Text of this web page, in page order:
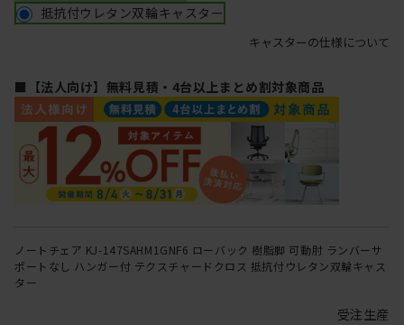
抵抗付ウレタン双輪キャスター
キャスターの仕様について
■【法人向け】無料見積・4台以上まとめ割対象商品
ノートチェア KJ-147SAHM1GNF6 ローバック 樹脂脚 可動肘 ランバーサ
ポートなし ハンガー付 テクスチャードクロス 抵抗付ウレタン双輪キャス
ター
受注生産